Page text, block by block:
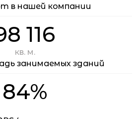
в нашей компании
116
кв. м.
занимаемых зданий
84%